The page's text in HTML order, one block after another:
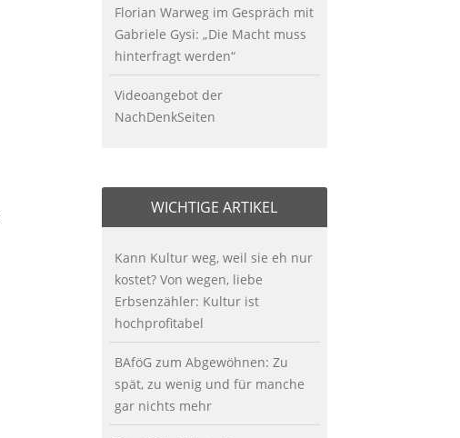
Florian Warweg im Gespräch mit
Gabriele Gysi: „Die Macht muss
hinterfragt werden“
Videoangebot der
NachDenkSeiten
WICHTIGE ARTIKEL
Kann Kultur weg, weil sie eh nur
kostet? Von wegen, liebe
Erbsenzähler: Kultur ist
hochprofitabel
BAföG zum Abgewöhnen: Zu
spät, zu wenig und für manche
gar nichts mehr